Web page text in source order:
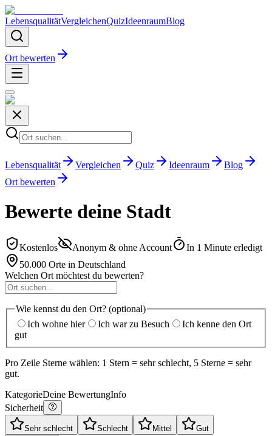
LebensqualitätVergleichenQuizIdeenraumBlog
Ort bewerten
Lebensqualität Vergleichen Quiz Ideenraum
Blog
Ort bewerten
Bewerte deine Stadt
Kostenlos Anonym & ohne Account
In 1 Minute erledigt
50.000 Orte in Deutschland
Welchen Ort möchtest du bewerten?
Wie kennst du den Ort? (optional)
Ich wohne hier
Ich war zu Besuch
Ich kenne den Ort
gut
Pro Zeile Sterne wählen: 1 Stern = sehr schlecht, 5 Sterne = sehr
gut.
KategorieDeine BewertungInfo
Sicherheit
Sehr schlecht Schlecht Mittel Gut